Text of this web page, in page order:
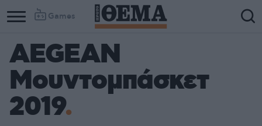
Games
Column
1
Column
AEGEAN
Μουντομπάσκετ
2019